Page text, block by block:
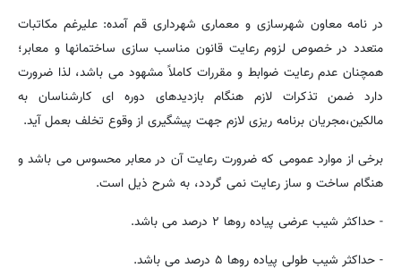
در نامه معاون شهرسازی و معماری شهرداری قم آمده: علیرغم مکاتبات
متعدد در خصوص لزوم رعایت قانون مناسب سازی ساختمانها و معابر؛
همچنان عدم رعایت ضوابط و مقررات کاملاً مشهود می باشد، لذا ضرورت
دارد ضمن تذکرات لازم هنگام بازدیدهای دوره ای کارشناسان به
مالکین،مجریان برنامه ریزی لازم جهت پیشگیری از وقوع تخلف بعمل آید.
برخی از موارد عمومی که ضرورت رعایت آن در معابر محسوس می باشد و
هنگام ساخت و ساز رعایت نمی گردد، به شرح ذیل است.
- حداکثر شیب عرضی پیاده روها ۲ درصد می باشد.
- حداکثر شیب طولی پیاده روها ۵ درصد می باشد.